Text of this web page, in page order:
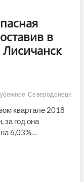
в
Лисичанск
Северодонецк
квартале 2018
за год она
6,03%…